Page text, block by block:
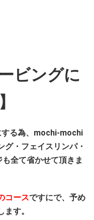
ビングに
する為、mochi-mochi
グ・フェイスリンパ・
全て省かせて頂きま
コースですにで、予め
す。